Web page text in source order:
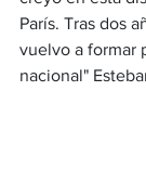
París. Tras dos
vuelvo a formar
nacional"